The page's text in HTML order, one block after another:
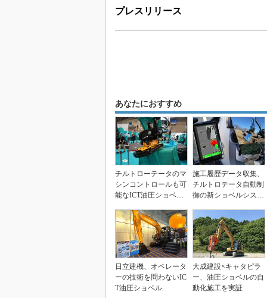
プレスリリース
あなたにおすすめ
チルトローテータのマ
シンコントロールも可
能なICT油圧ショベ
施工履歴データ収集、
チルトロテータ自動制
御の新ショベルシステ
日立建機、オペレータ
ーの技術を問わないIC
T油圧ショベル
大成建設×キャタピラ
ー、油圧ショベルの自
動化施工を実証